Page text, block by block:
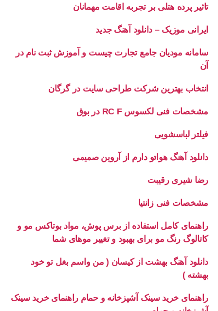
تاثیر پرده هتلی بر تجربه اقامت مهمانان
ایرانی موزیک – دانلود آهنگ جدید
سامانه مودیان جامع تجارت چیست و آموزش ثبت نام در
آن
انتخاب بهترین شرکت طراحی سایت در گرگان
مشخصات فنی لکسوس RC F در بوق
فیلتر لباسشویی
دانلود آهنگ هواتو دارم از آروین صمیمی
رضا شیری رقیبت
مشخصات فنی زانتیا
راهنمای کامل استفاده از برس پوش، مواد بوتاکس مو و
کاتالوگ رنگ مو برای بهبود و تغییر موهای شما
دانلود آهنگ بهشت از کیسان ( من واسم بغل تو خود
بهشته )
راهنمای خرید سینک آشپزخانه و حمام راهنمای خرید سینک